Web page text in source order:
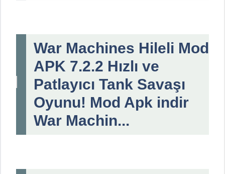
War Machines Hileli Mod
APK 7.2.2 Hızlı ve
Patlayıcı Tank Savaşı
Oyunu! Mod Apk indir
War Machin...